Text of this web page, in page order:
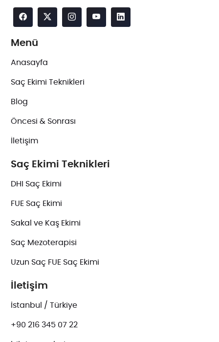
Menü
Anasayfa
Saç Ekimi Teknikleri
Blog
Öncesi & Sonrası
İletişim
Saç Ekimi Teknikleri
DHI Saç Ekimi
FUE Saç Ekimi
Sakal ve Kaş Ekimi
Saç Mezoterapisi
Uzun Saç FUE Saç Ekimi
İletişim
İstanbul / Türkiye
+90 216 345 07 22